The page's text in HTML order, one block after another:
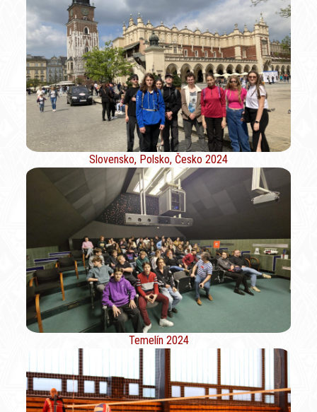
Slovensko, Polsko, Česko 2024
Temelín 2024